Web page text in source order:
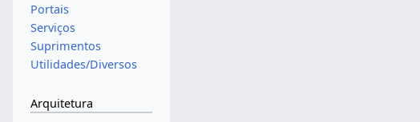
Portais
Serviços
Suprimentos
Utilidades/Diversos
Arquitetura